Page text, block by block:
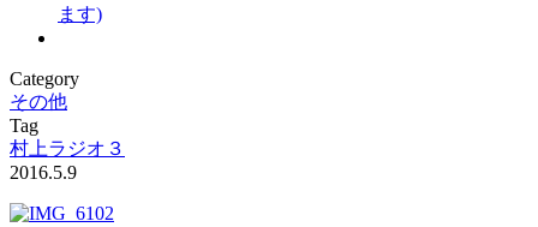
ます)
Category
その他
Tag
村上ラジオ３
2016.5.9